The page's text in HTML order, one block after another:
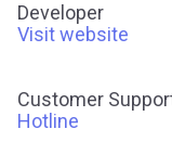
Developer
Visit website
Customer
Hotline